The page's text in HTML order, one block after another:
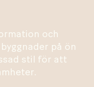
och
på ön
stil för att